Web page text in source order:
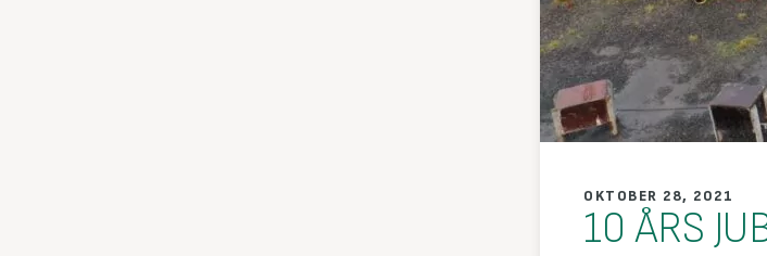
OKTOBER 28, 2021
10 ÅRS